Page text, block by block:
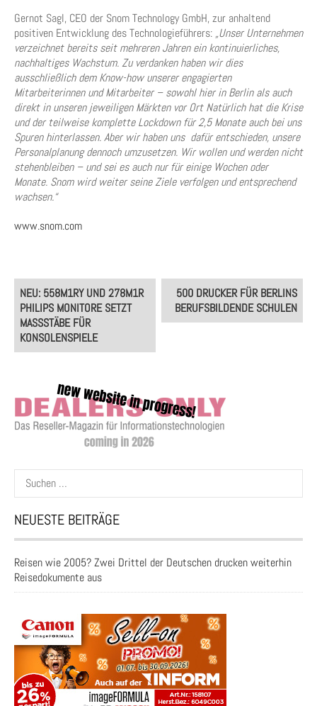
Gernot Sagl, CEO der Snom Technology GmbH, zur anhaltend
positiven Entwicklung des Technologieführers: „Unser Unternehmen
verzeichnet bereits seit mehreren Jahren ein kontinuierliches,
nachhaltiges Wachstum. Zu verdanken haben wir dies
ausschließlich dem Know-how unserer engagierten
Mitarbeiterinnen und Mitarbeiter – sowohl hier in Berlin als auch
direkt in unseren jeweiligen Märkten vor Ort Natürlich hat die Krise
und der teilweise komplette Lockdown für 2,5 Monate auch bei uns
Spuren hinterlassen. Aber wir haben uns dafür entschieden, unsere
Personalplanung dennoch umzusetzen. Wir wollen und werden nicht
stehenbleiben – und sei es auch nur für einige Wochen oder
Monate. Snom wird weiter seine Ziele verfolgen und entsprechend
wachsen.“
www.snom.com
Post
navigation
NEU: 558M1RY UND 278M1R
PHILIPS MONITORE SETZT
MASSSTÄBE FÜR K
ONSOLENSPIELE
500 DRUCKER FÜR BERLINS
BERUFSBILDENDE SCHULEN
Suchen
nach:
NEUESTE BEITRÄGE
Reisen wie 2005? Zwei Drittel der Deutschen drucken weiterhin
Reisedokumente aus